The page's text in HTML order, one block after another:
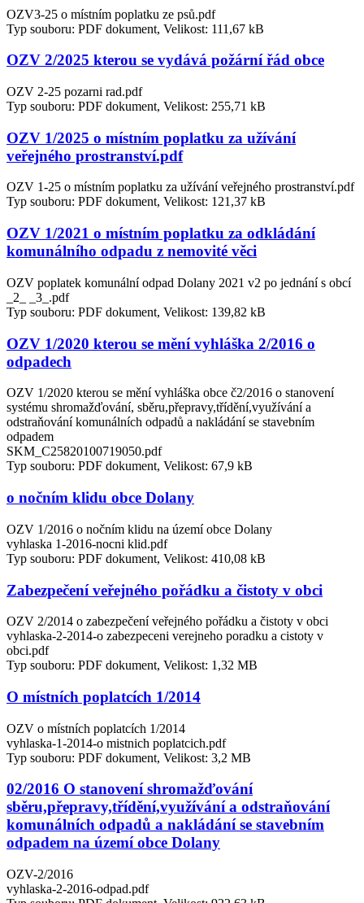
OZV3-25 o místním poplatku ze psů.pdf
Typ souboru: PDF dokument, Velikost: 111,67 kB
OZV 2/2025 kterou se vydává požární řád obce
OZV 2-25 pozarni rad.pdf
Typ souboru: PDF dokument, Velikost: 255,71 kB
OZV 1/2025 o místním poplatku za užívání
veřejného prostranství.pdf
OZV 1-25 o místním poplatku za užívání veřejného prostranství.pdf
Typ souboru: PDF dokument, Velikost: 121,37 kB
OZV 1/2021 o místním poplatku za odkládání
komunálního odpadu z nemovité věci
OZV poplatek komunální odpad Dolany 2021 v2 po jednání s obcí
_2_ _3_.pdf
Typ souboru: PDF dokument, Velikost: 139,82 kB
OZV 1/2020 kterou se mění vyhláška 2/2016 o
odpadech
OZV 1/2020 kterou se mění vyhláška obce č2/2016 o stanovení
systému shromažďování, sběru,přepravy,třídění,využívání a
odstraňování komunálních odpadů a nakládání se stavebním
odpadem
SKM_C25820100719050.pdf
Typ souboru: PDF dokument, Velikost: 67,9 kB
o nočním klidu obce Dolany
OZV 1/2016 o nočním klidu na území obce Dolany
vyhlaska 1-2016-nocni klid.pdf
Typ souboru: PDF dokument, Velikost: 410,08 kB
Zabezpečení veřejného pořádku a čistoty v obci
OZV 2/2014 o zabezpečení veřejného pořádku a čistoty v obci
vyhlaska-2-2014-o zabezpeceni verejneho poradku a cistoty v
obci.pdf
Typ souboru: PDF dokument, Velikost: 1,32 MB
O místních poplatcích 1/2014
OZV o místních poplatcích 1/2014
vyhlaska-1-2014-o mistnich poplatcich.pdf
Typ souboru: PDF dokument, Velikost: 3,2 MB
02/2016 O stanovení shromažďování
sběru,přepravy,třídění,využívání a odstraňování
komunálních odpadů a nakládání se stavebním
odpadem na území obce Dolany
OZV-2/2016
vyhlaska-2-2016-odpad.pdf